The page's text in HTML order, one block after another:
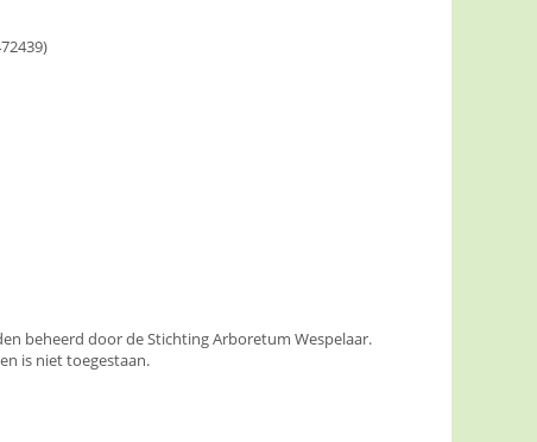
beheerd door de Stichting Arboretum Wespelaar.
is niet toegestaan.